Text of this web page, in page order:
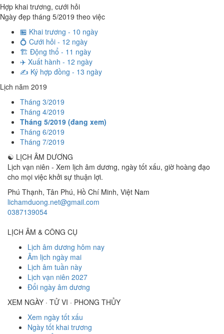
Hợp khai trương, cưới hỏi
Ngày đẹp tháng 5/2019 theo việc
🏪 Khai trương - 10 ngày
💍 Cưới hỏi - 12 ngày
🏗️ Động thổ - 11 ngày
✈️ Xuất hành - 12 ngày
✍️ Ký hợp đồng - 13 ngày
Lịch năm 2019
Tháng 3/2019
Tháng 4/2019
Tháng 5/2019 (đang xem)
Tháng 6/2019
Tháng 7/2019
☯ LỊCH ÂM DƯƠNG
Lịch vạn niên - Xem lịch âm dương, ngày tốt xấu, giờ hoàng đạo
cho mọi việc khởi sự thuận lợi.
Phú Thạnh, Tân Phú, Hồ Chí Minh, Việt Nam
lichamduong.net@gmail.com
0387139054
LỊCH ÂM & CÔNG CỤ
Lịch âm dương hôm nay
Âm lịch ngày mai
Lịch âm tuần này
Lịch vạn niên 2027
Đổi ngày âm dương
XEM NGÀY · TỬ VI · PHONG THỦY
Xem ngày tốt xấu
Ngày tốt khai trương